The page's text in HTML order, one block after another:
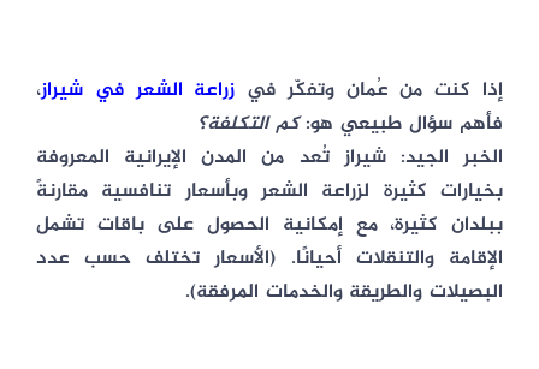
إذا كنت من عُمان وتفكّر فيزراعة الشعر في شيراز،
فأهم سؤال طبيعي هو:كم التكلفة؟
الخبر الجيد: شيراز تُعد من المدن الإيرانية المعروفة
بخيارات كثيرة لزراعة الشعر وبأسعار تنافسية مقارنةً
ببلدان كثيرة، مع إمكانية الحصول على باقات تشمل
الإقامة والتنقلات أحيانًا. (الأسعار تختلف حسب عدد
البصيلات والطريقة والخدمات المرفقة).